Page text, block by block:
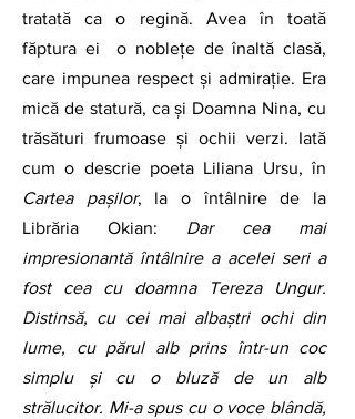
tratată ca o regină. Avea în toată
făptura ei  o noblețe de înaltă clasă,
care impunea respect și admirație. Era
mică de statură, ca și Doamna Nina, cu
trăsături frumoase și ochii verzi. Iată
Cartea pașilor, la o întâlnire de la
Librăria Okian: Dar cea mai
impresionantă întâlnire a acelei seri a
fost cea cu doamna Tereza Ungur.
Distinsă, cu cei mai albaștri ochi din
lume, cu părul alb prins într-un coc
simplu și cu o bluză de un alb
strălucitor. Mi-a spus cu o voce blândă,